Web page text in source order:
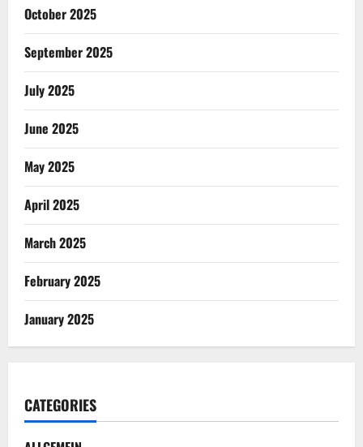
October 2025
September 2025
July 2025
June 2025
May 2025
April 2025
March 2025
February 2025
January 2025
CATEGORIES